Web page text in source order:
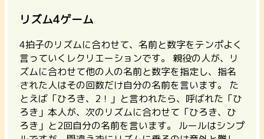
リズム4ゲーム
4拍子のリズムに合わせて、名前と数字をテンポよく
言っていくレクリエーションです。
親役の人が、リ
ズムに合わせて他の人の名前と数字を指定し、指名
された人はその回数だけ自分の名前を言います。 た
とえば「ひろき、2！」と言われたら、呼ばれた「ひ
ろき」本人が、次のリズムに合わせて「ひろき、ひ
ろき」と2回自分の名前を言います。 ルールはシンプ